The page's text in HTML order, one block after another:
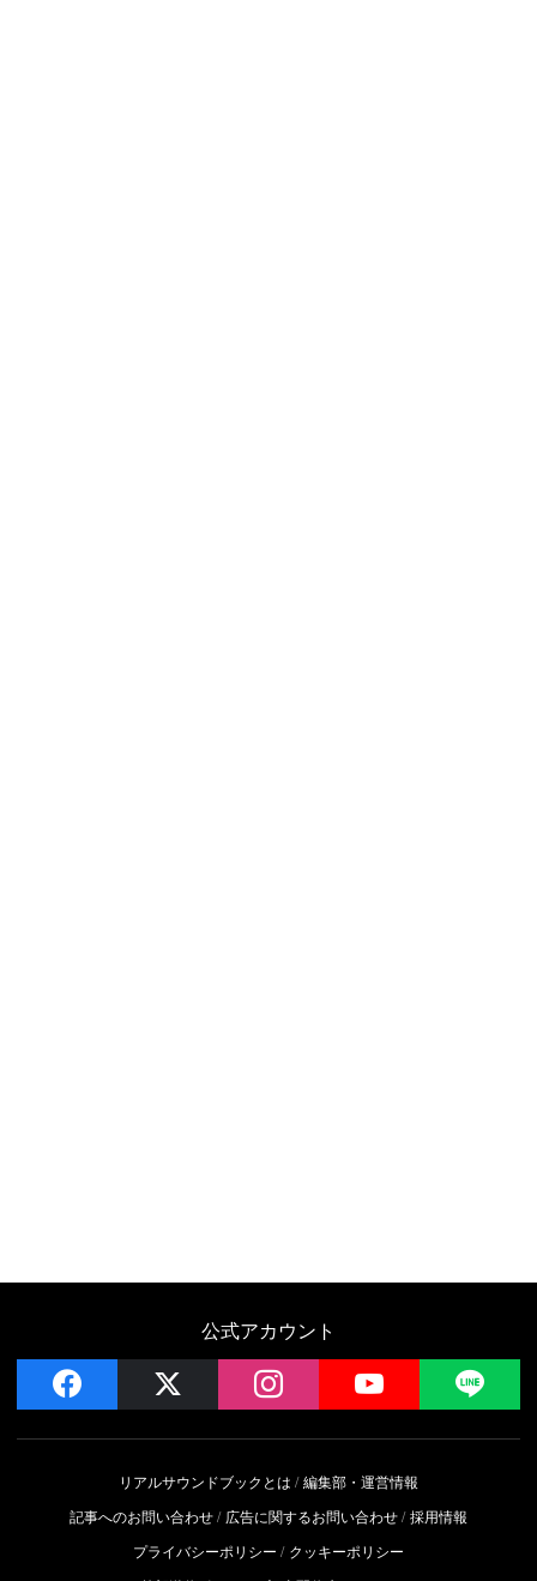
公式アカウント
facebook instagram YouTube
リアルサウンドブックとは
編集部・運営情報
記事へのお問い合わせ
広告に関するお問い合わせ 採用情報
プライバシーポリシー
クッキーポリシー